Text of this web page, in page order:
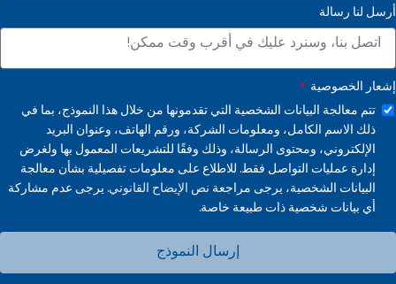
أرسل لنا رسالة
إشعار الخصوصية
تتم معالجة البيانات الشخصية التي تقدمونها من خلال هذا النموذج، بما في
ذلك الاسم الكامل، ومعلومات الشركة، ورقم الهاتف، وعنوان البريد
الإلكتروني، ومحتوى الرسالة، وذلك وفقًا للتشريعات المعمول بها ولغرض
إدارة عمليات التواصل فقط. للاطلاع على معلومات تفصيلية بشأن معالجة
البيانات الشخصية، يرجى مراجعة نص الإيضاح القانوني.يرجى عدم مشاركة
أي بيانات شخصية ذات طبيعة خاصة.
إرسال النموذج